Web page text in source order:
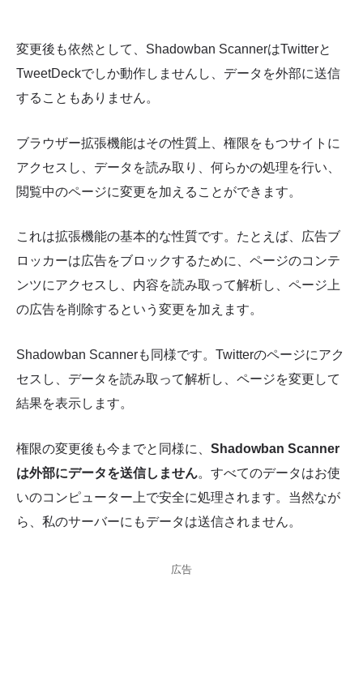
変更後も依然として、Shadowban ScannerはTwitterと
TweetDeckでしか動作しませんし、データを外部に送信
することもありません。
ブラウザー拡張機能はその性質上、権限をもつサイトに
アクセスし、データを読み取り、何らかの処理を行い、
閲覧中のページに変更を加えることができます。
これは拡張機能の基本的な性質です。たとえば、広告ブ
ロッカーは広告をブロックするために、ページのコンテ
ンツにアクセスし、内容を読み取って解析し、ページ上
の広告を削除するという変更を加えます。
Shadowban Scannerも同様です。Twitterのページにアク
セスし、データを読み取って解析し、ページを変更して
結果を表示します。
権限の変更後も今までと同様に、 Shadowban Scanner
は外部にデータを送信しません。すべてのデータはお使
いのコンピューター上で安全に処理されます。当然なが
ら、私のサーバーにもデータは送信されません。
広告